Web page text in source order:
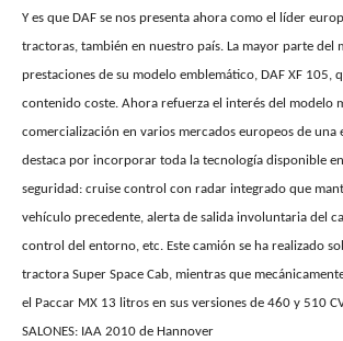
Y es que DAF se nos presenta ahora como el líder
tractoras, también en nuestro país. La mayor parte del
prestaciones de su modelo emblemático, DAF XF 105,
contenido coste. Ahora refuerza el interés del modelo
comercialización en varios mercados europeos de una
destaca por incorporar toda la tecnología disponible
seguridad: cruise control con radar integrado que
vehículo precedente, alerta de salida involuntaria del
control del entorno, etc. Este camión se ha realizado
tractora Super Space Cab, mientras que
el Paccar MX 13 litros en sus versiones de 460 y 510
SALONES: IAA 2010 de Hannover